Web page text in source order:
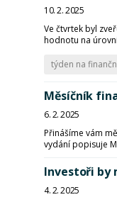
10. 2. 2025
Ve čtvrtek byl
hodnotu na
týden na
Měsíčník
6. 2. 2025
Přinášíme vám
vydání popisuje
Investoři by
4. 2. 2025